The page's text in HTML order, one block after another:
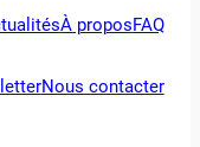
À proposFAQ
Nous contacter